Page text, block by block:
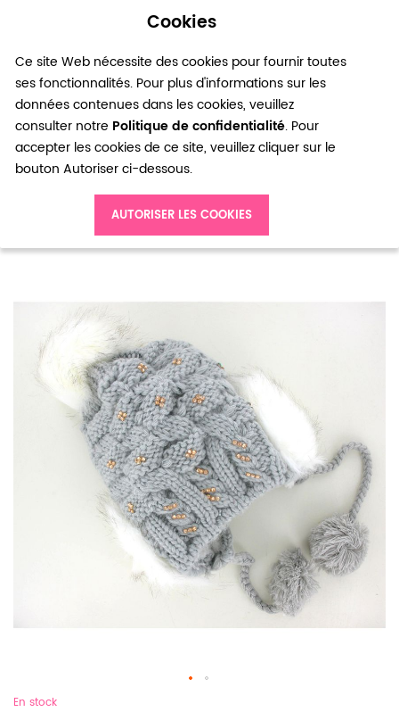
Cookies
Ce site Web nécessite des cookies pour fournir toutes
ses fonctionnalités. Pour plus d'informations sur les
données contenues dans les cookies, veuillez
consulter notre Politique de confidentialité. Pour
accepter les cookies de ce site, veuillez cliquer sur le
bouton Autoriser ci-dessous.
AUTORISER LES COOKIES
0
Bonnet femme gris avec strass et pompons blancs aux oreilles
En stock